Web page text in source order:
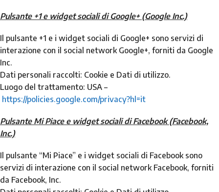
Pulsante +1 e widget sociali di Google+ (Google Inc.)
Il pulsante +1 e i widget sociali di Google+ sono servizi di
interazione con il social network Google+, forniti da Google
Inc.
Dati personali raccolti: Cookie e Dati di utilizzo.
Luogo del trattamento: USA –
https://policies.google.com/privacy?hl=it
Pulsante Mi Piace e widget sociali di Facebook (Facebook,
Inc.)
Il pulsante “Mi Piace” e i widget sociali di Facebook sono
servizi di interazione con il social network Facebook, forniti
da Facebook, Inc.